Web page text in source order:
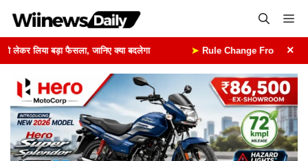
content
लिया बड़ा फैसला, जानिए क्या बदलेगा Rule Change From 1st ×